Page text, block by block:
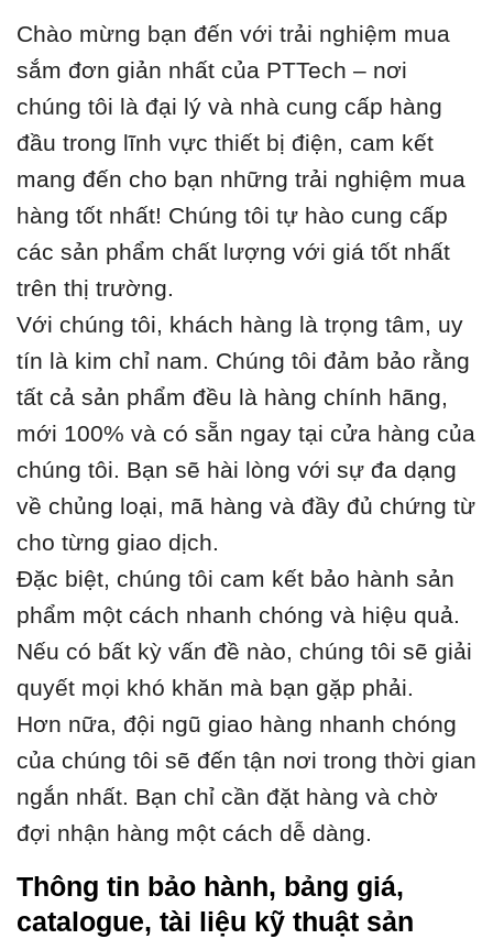
Chào mừng bạn đến với trải nghiệm mua
sắm đơn giản nhất của PTTech – nơi
chúng tôi là đại lý và nhà cung cấp hàng
đầu trong lĩnh vực thiết bị điện, cam kết
mang đến cho bạn những trải nghiệm mua
hàng tốt nhất! Chúng tôi tự hào cung cấp
các sản phẩm chất lượng với giá tốt nhất
trên thị trường.
Với chúng tôi, khách hàng là trọng tâm, uy
tín là kim chỉ nam. Chúng tôi đảm bảo rằng
tất cả sản phẩm đều là hàng chính hãng,
mới 100% và có sẵn ngay tại cửa hàng của
chúng tôi. Bạn sẽ hài lòng với sự đa dạng
về chủng loại, mã hàng và đầy đủ chứng từ
cho từng giao dịch.
Đặc biệt, chúng tôi cam kết bảo hành sản
phẩm một cách nhanh chóng và hiệu quả.
Nếu có bất kỳ vấn đề nào, chúng tôi sẽ giải
quyết mọi khó khăn mà bạn gặp phải.
Hơn nữa, đội ngũ giao hàng nhanh chóng
của chúng tôi sẽ đến tận nơi trong thời gian
ngắn nhất. Bạn chỉ cần đặt hàng và chờ
đợi nhận hàng một cách dễ dàng.
Thông tin bảo hành, bảng giá,
catalogue, tài liệu kỹ thuật sản